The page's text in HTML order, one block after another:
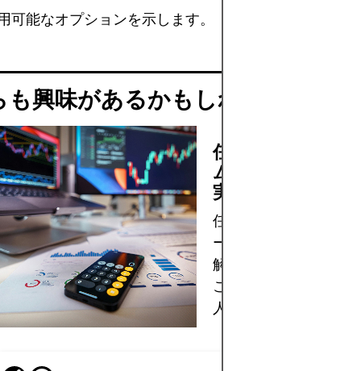
可能なオプションを示します。
興味があるかもしれません
任天堂の全貌：ゲ
ム業界を揺るが
実とは？
任天堂の成功戦略、
ーム、業界への影響
解剖！見逃せない情
こに。あなたもゲー
人に！